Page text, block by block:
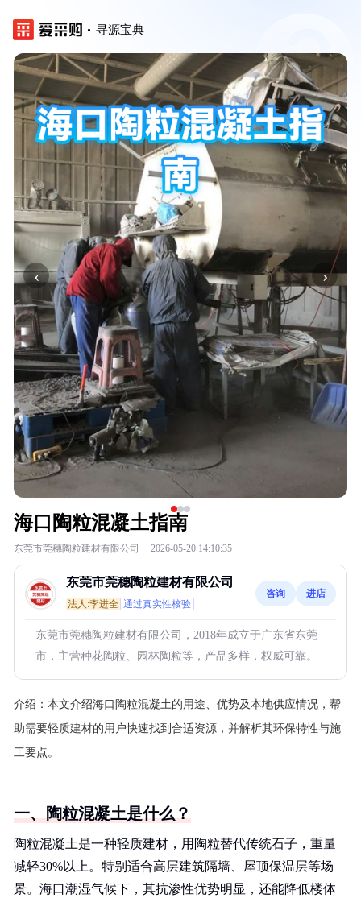
寻源宝典
‹ ›
海口陶粒混凝土指南
东莞市莞穗陶粒建材有限公司 · 2026-05-20 14:10:35
东莞市莞穗陶粒建材有限公司
法人:李进全 通过真实性核验
咨询 进店
东莞市莞穗陶粒建材有限公司，2018年成立于广东省东莞
市，主营种花陶粒、园林陶粒等，产品多样，权威可靠。
介绍： 本文介绍海口陶粒混凝土的用途、优势及本地供应情况，帮
助需要轻质建材的用户快速找到合适资源，并解析其环保特性与施
工要点。
一、陶粒混凝土是什么？
陶粒混凝土是一种轻质建材，用陶粒替代传统石子，重量
减轻30%以上。特别适合高层建筑隔墙、屋顶保温层等场
景。海口潮湿气候下，其抗渗性优势明显，还能降低楼体